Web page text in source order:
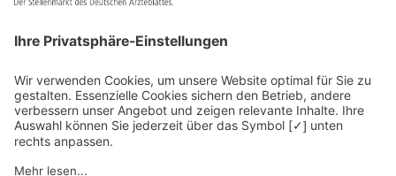
Kontakt
Datenschutz
Newsletter